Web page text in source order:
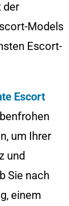
der
Models
Escort-
Escort
um Ihrer
und
Sie nach
einem